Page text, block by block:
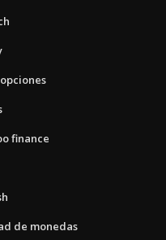
finance
de monedas